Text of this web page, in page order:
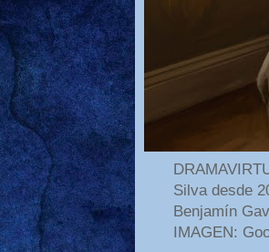
Silva desde
Benjamín
IMAGEN: